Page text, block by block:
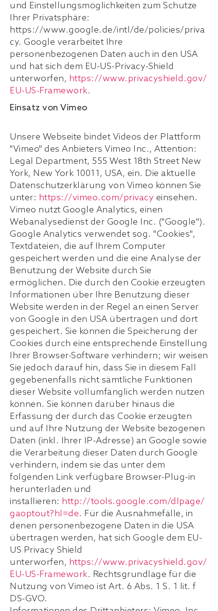
und Einstellungsmöglichkeiten zum Schutze
Ihrer Privatsphäre:
https://www.google.de/intl/de/policies/priva
cy. Google verarbeitet Ihre
personenbezogenen Daten auch in den USA
und hat sich dem EU-US-Privacy-Shield
unterworfen, https://www.privacyshield.gov/
EU-US-Framework.
Einsatz von Vimeo
Unsere Webseite bindet Videos der Plattform
"Vimeo" des Anbieters Vimeo Inc., Attention:
Legal Department, 555 West 18th Street New
York, New York 10011, USA, ein. Die aktuelle
Datenschutzerklärung von Vimeo können Sie
unter: https://vimeo.com/privacy einsehen.
Vimeo nutzt Google Analytics, einen
Webanalysedienst der Google Inc. ("Google").
Google Analytics verwendet sog. "Cookies",
Textdateien, die auf Ihrem Computer
gespeichert werden und die eine Analyse der
Benutzung der Website durch Sie
ermöglichen. Die durch den Cookie erzeugten
Informationen über Ihre Benutzung dieser
Website werden in der Regel an einen Server
von Google in den USA übertragen und dort
gespeichert. Sie können die Speicherung der
Cookies durch eine entsprechende Einstellung
Ihrer Browser-Software verhindern; wir weisen
Sie jedoch darauf hin, dass Sie in diesem Fall
gegebenenfalls nicht sämtliche Funktionen
dieser Website vollumfänglich werden nutzen
können. Sie können darüber hinaus die
Erfassung der durch das Cookie erzeugten
und auf Ihre Nutzung der Website bezogenen
Daten (inkl. Ihrer IP-Adresse) an Google sowie
die Verarbeitung dieser Daten durch Google
verhindern, indem sie das unter dem
folgenden Link verfügbare Browser-Plug-in
herunterladen und
installieren: http://tools.google.com/dlpage/
gaoptout?hl=de. Für die Ausnahmefälle, in
denen personenbezogene Daten in die USA
übertragen werden, hat sich Google dem EU-
US Privacy Shield
unterworfen, https://www.privacyshield.gov/
EU-US-Framework. Rechtsgrundlage für die
Nutzung von Vimeo ist Art. 6 Abs. 1 S. 1 lit. f
DS-GVO.